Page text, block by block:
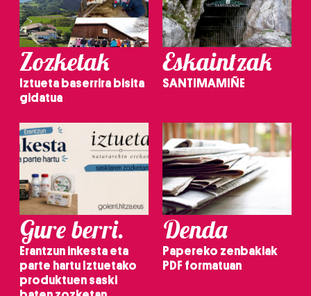
Zozketak
Iztueta baserrira bisita
gidatua
Eskaintzak
SANTIMAMIÑE
Gure berri.
Erantzun inkesta eta
parte hartu Iztuetako
produktuen saski
Denda
Papereko zenbakiak
PDF formatuan